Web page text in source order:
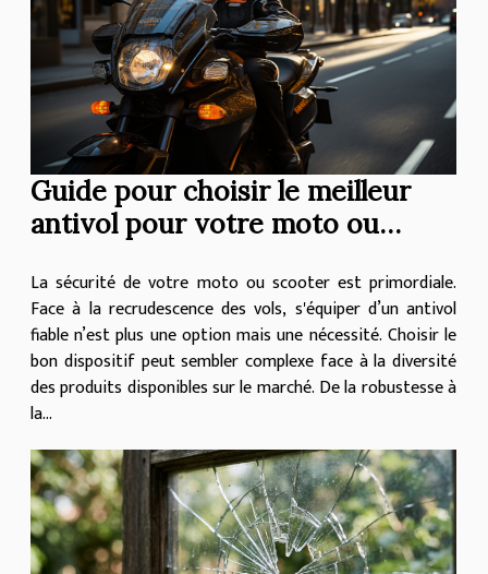
Guide pour choisir le meilleur
antivol pour votre moto ou
La sécurité de votre moto ou scooter est primordiale.
Face à la recrudescence des vols, s'équiper d’un antivol
fiable n’est plus une option mais une nécessité. Choisir le
bon dispositif peut sembler complexe face à la diversité
des produits disponibles sur le marché. De la robustesse à
la...